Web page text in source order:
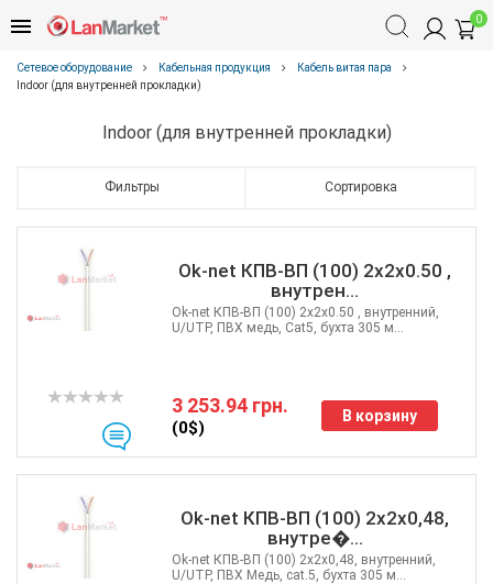
0
Сетевое оборудование Кабельная продукция
Кабель витая пара
Indoor (для внутренней прокладки)
Indoor (для внутренней прокладки)
Фильтры Сортировка
Ok-net КПВ-ВП (100) 2x2x0.50 ,
внутрен...
3 253.94 грн.
(0$)
В корзину
Ok-net КПВ-ВП (100) 2x2x0.50 , внутренний,
U/UTP, ПВХ медь, Cat5, бухта 305 м...
Ok-net КПВ-ВП (100) 2х2х0,48,
внутре�...
Ok-net КПВ-ВП (100) 2х2х0,48, внутренний,
U/UTP, ПВХ Медь, cat.5, бухта 305 м...